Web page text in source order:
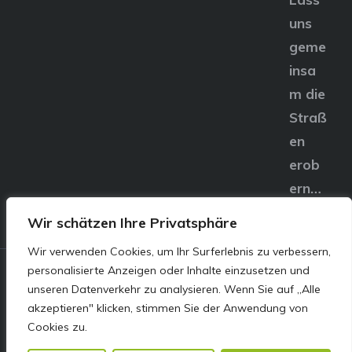
Wir schätzen Ihre Privatsphäre
Wir verwenden Cookies, um Ihr Surferlebnis zu verbessern,
personalisierte Anzeigen oder Inhalte einzusetzen und
unseren Datenverkehr zu analysieren. Wenn Sie auf „Alle
akzeptieren" klicken, stimmen Sie der Anwendung von
Cookies zu.
uns
geme
insa
m die
Straß
en
erob
ern…
© E&S Motors GmbH,
Linzer Straße 83 4240
Freistadt